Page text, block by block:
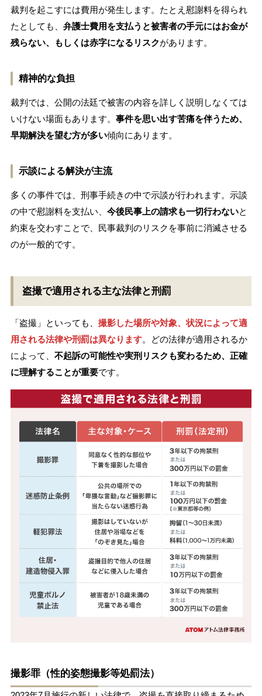
裁判を起こすには費用が発生します。たとえ慰謝料を得られ
たとしても、 弁護士費用を支払うと被害者の手元にはお金が
残らない、もしくは赤字になるリスクがあります。
精神的な負担
裁判では、公開の法廷で被害の内容を詳しく説明しなくては
いけない場面もあります。 事件を思い出す苦痛を伴うため、
早期解決を望む方が多い傾向にあります。
示談による解決が主流
多くの事件では、刑事手続きの中で示談が行われます。示談
の中で慰謝料を支払い、 今後民事上の請求も一切行わないと
約束を交わすことで、民事裁判のリスクを事前に消滅させる
のが一般的です。
盗撮で適用される主な法律と刑罰
「盗撮」といっても、 撮影した場所や対象、状況によって適
用される法律や刑罰は異なります。どの法律が適用されるか
によって、 不起訴の可能性や実刑リスクも変わるため、正確
に理解することが重要です。
撮影罪（性的姿態撮影等処罰法）